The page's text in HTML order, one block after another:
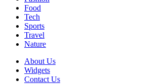
Food
Tech
Sports
Travel
Nature
About Us
Widgets
Contact Us